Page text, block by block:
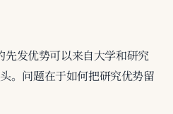
发优势可以来自大学和研究
。问题在于如何把研究优势留